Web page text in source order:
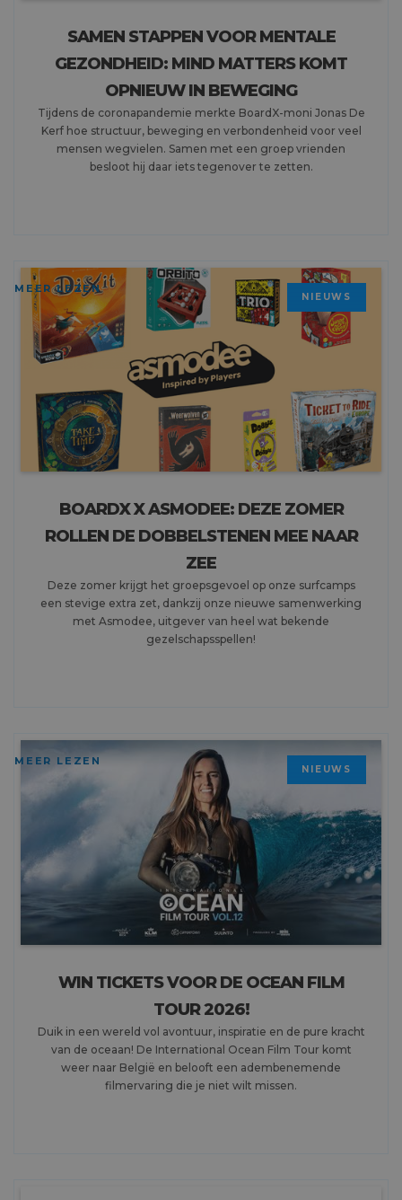
SAMEN STAPPEN VOOR MENTALE
GEZONDHEID: MIND MATTERS KOMT
OPNIEUW IN BEWEGING
Tijdens de coronapandemie merkte BoardX-moni Jonas De
Kerf hoe structuur, beweging en verbondenheid voor veel
mensen wegvielen. Samen met een groep vrienden
besloot hij daar iets tegenover te zetten.
BOARDX X ASMODEE: DEZE ZOMER
ROLLEN DE DOBBELSTENEN MEE NAAR
ZEE
Deze zomer krijgt het groepsgevoel op onze surfcamps
een stevige extra zet, dankzij onze nieuwe samenwerking
met Asmodee, uitgever van heel wat bekende
gezelschapsspellen!
MEER LEZEN
NIEUWS
WIN TICKETS VOOR DE OCEAN FILM
TOUR 2026!
Duik in een wereld vol avontuur, inspiratie en de pure kracht
van de oceaan! De International Ocean Film Tour komt
weer naar België en belooft een adembenemende
filmervaring die je niet wilt missen.
MEER LEZEN
NIEUWS